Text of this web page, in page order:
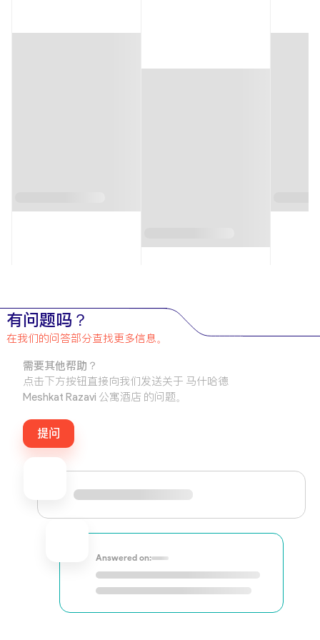
有问题吗？
在我们的问答部分查找更多信息。
需要其他帮助？
点击下方按钮直接向我们发送关于 马什哈德
Meshkat Razavi 公寓酒店 的问题。
提问
Answered on: